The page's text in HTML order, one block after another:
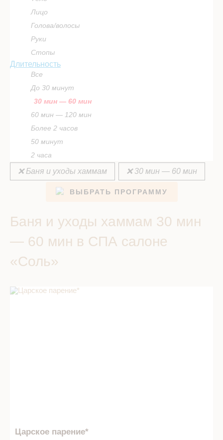
Лицо
Голова/волосы
Руки
Стопы
Длительность
Все
До 30 минут
30 мин — 60 мин
60 мин — 120 мин
Более 2 часов
50 минут
2 часа
❌ Баня и уходы хаммам ❌ 30 мин — 60 мин
ВЫБРАТЬ ПРОГРАММУ
Баня и уходы хаммам 30 мин
— 60 мин в СПА салоне
«Соль»
Царское парение* в СПА салоне
Царское парение*